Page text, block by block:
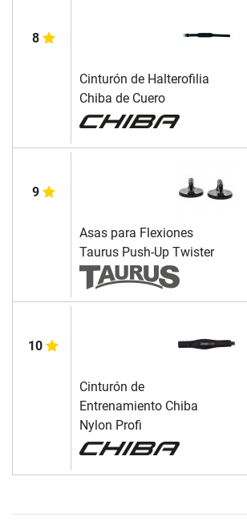
8
Cinturón de Halterofilia
Chiba de Cuero
9
Asas para Flexiones
Taurus Push-Up Twister
10
Cinturón de
Entrenamiento Chiba
Nylon Profi